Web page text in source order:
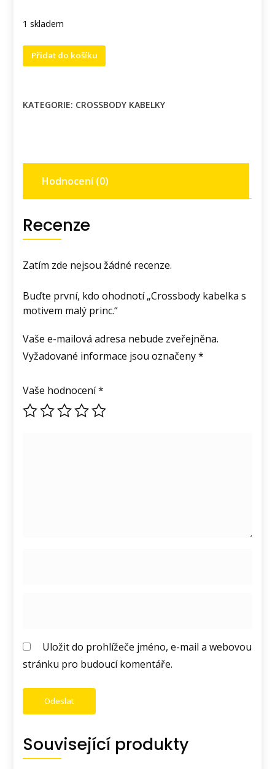
1 skladem
Crossbody
kabelka
malý
Přidat do košíku
KATEGORIE: CROSSBODY KABELKY
Hodnocení (0)
Recenze
Zatím zde nejsou žádné recenze.
Buďte první, kdo ohodnotí „Crossbody kabelka s
motivem malý princ.“
Vaše e-mailová adresa nebude zveřejněna.
Vyžadované informace jsou označeny*
Vaše hodnocení*
Uložit do prohlížeče jméno, e-mail a webovou
stránku pro budoucí komentáře.
Související produkty